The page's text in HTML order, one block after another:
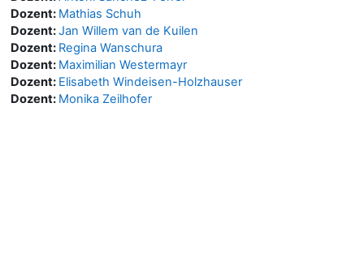
Dozent: Mathias Schuh
Dozent:Jan Willem van de Kuilen
Dozent: Regina Wanschura
Dozent: Maximilian Westermayr
Dozent: Elisabeth Windeisen-Holzhauser
Dozent: Monika Zeilhofer